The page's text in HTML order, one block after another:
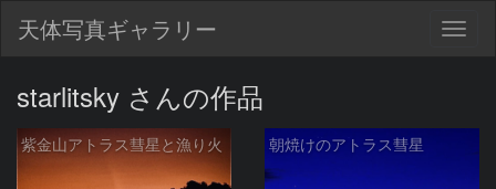
天体写真ギャラリー
starlitsky さんの作品
紫金山アトラス彗星と漁り火 朝焼けのアトラス彗星